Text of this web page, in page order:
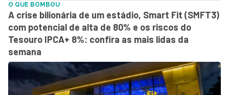
O QUE BOMBOU
A crise bilionária de um estádio, Smart Fit (SMFT3)
com potencial de alta de 80% e os riscos do
Tesouro IPCA+ 8%: confira as mais lidas da
semana